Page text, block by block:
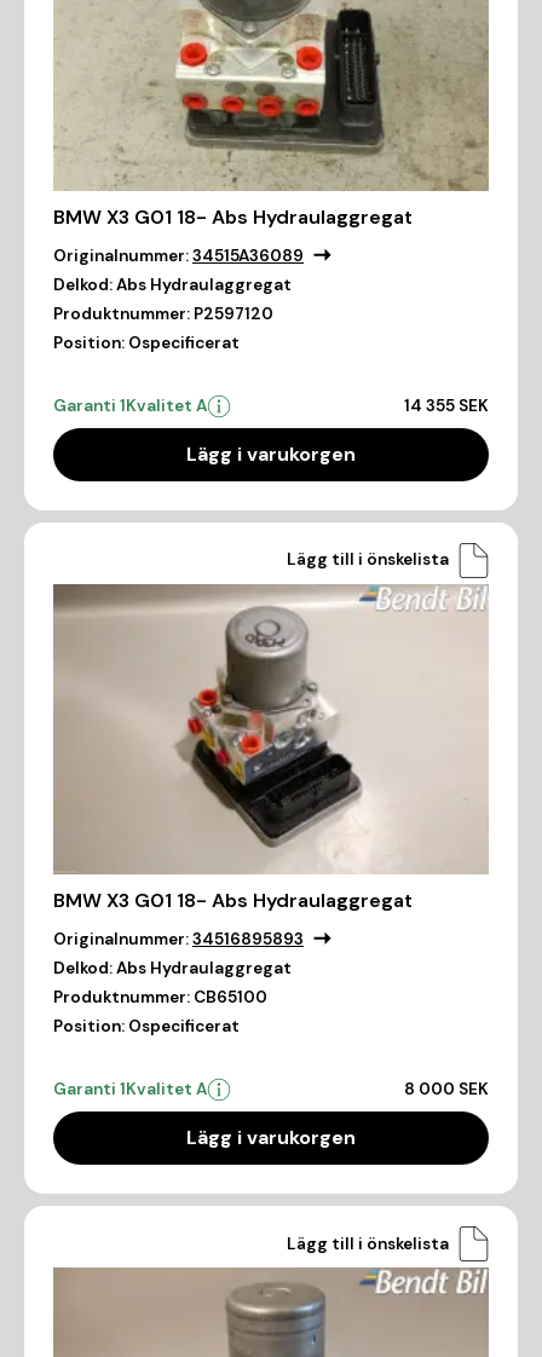
BMW X3 G01 18- Abs Hydraulaggregat
Originalnummer:34515A36089
Delkod:Abs Hydraulaggregat
Produktnummer: P2597120
Position: Ospecificerat
Garanti 1Kvalitet A 14 355 SEK
Lägg i varukorgen
Lägg till i önskelista
BMW X3 G01 18- Abs Hydraulaggregat
Originalnummer:34516895893
Delkod:Abs Hydraulaggregat
Produktnummer: CB65100
Position: Ospecificerat
Garanti 1Kvalitet A 8 000 SEK
Lägg i varukorgen
Lägg till i önskelista